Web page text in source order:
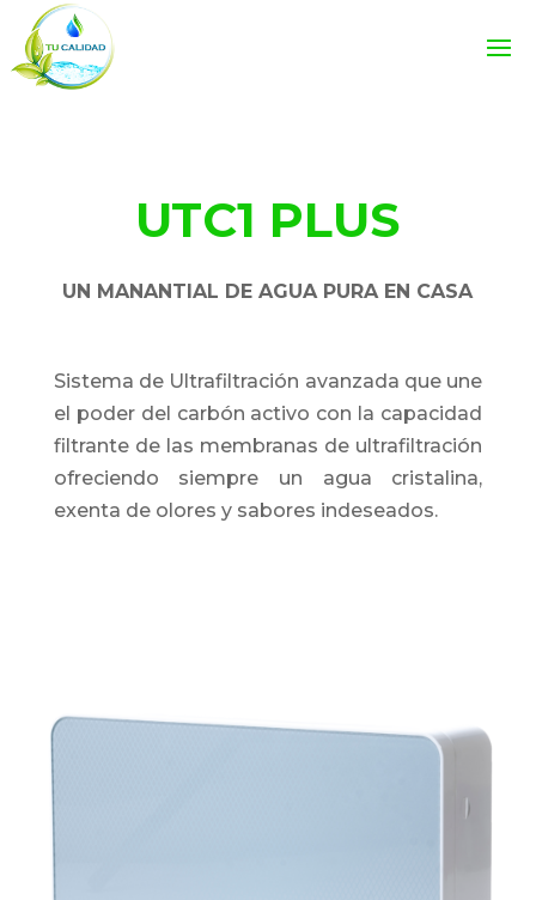
UTC1 PLUS
UN MANANTIAL DE AGUA PURA EN CASA
Sistema de Ultrafiltración avanzada que une
el poder del carbón activo con la capacidad
filtrante de las membranas de ultrafiltración
ofreciendo siempre un agua cristalina,
exenta de olores y sabores indeseados.